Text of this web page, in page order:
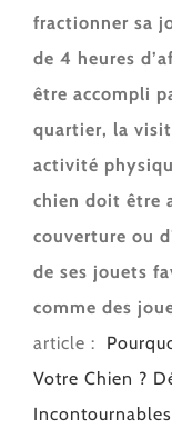
fractionner sa
de 4 heures
être accompli
quartier, la
activité
chien doit être
couverture ou
de ses jouets
comme des
article :
Votre Chien ?
Incontournables